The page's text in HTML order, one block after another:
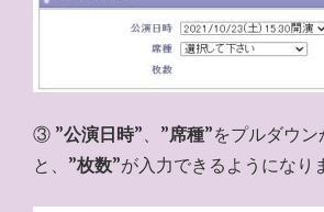
③ ”公演日時”、”席種”をプルダウ
と、”枚数”が入力できるようになり